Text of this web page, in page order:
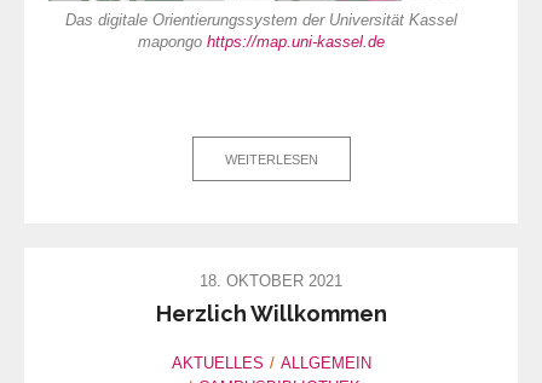
Das digitale Orientierungssystem der Universität Kassel
mapongo https://map.uni-kassel.de
WEITERLESEN
18. OKTOBER 2021
Herzlich Willkommen
AKTUELLES
ALLGEMEIN